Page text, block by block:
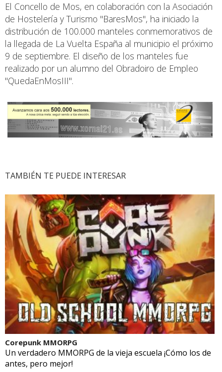
El Concello de Mos, en colaboración con la Asociación
de Hostelería y Turismo "BaresMos", ha iniciado la
distribución de 100.000 manteles conmemorativos de
la llegada de La Vuelta España al municipio el próximo
9 de septiembre. El diseño de los manteles fue
realizado por un alumno del Obradoiro de Empleo
"QuedaEnMosIII".
TAMBIÉN TE PUEDE INTERESAR
Corepunk MMORPG
Un verdadero MMORPG de la vieja escuela ¡Cómo los de
antes, pero mejor!